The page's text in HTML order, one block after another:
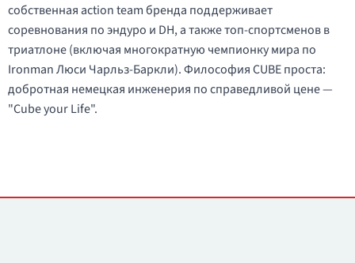
собственная action team бренда поддерживает
соревнования по эндуро и DH, а также топ-спортсменов в
триатлоне (включая многократную чемпионку мира по
Ironman Люси Чарльз-Баркли). Философия CUBE проста:
добротная немецкая инженерия по справедливой цене —
"Cube your Life".